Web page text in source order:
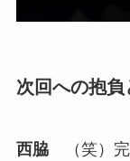
次回への抱
西脇（笑）完